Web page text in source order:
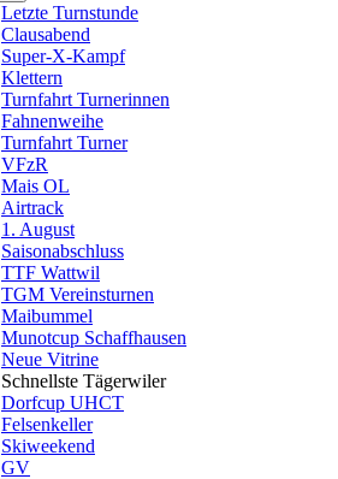
Letzte Turnstunde
Clausabend
Super-X-Kampf
Klettern
Turnfahrt Turnerinnen
Fahnenweihe
Turnfahrt Turner
VFzR
Mais OL
Airtrack
1. August
Saisonabschluss
TTF Wattwil
TGM Vereinsturnen
Maibummel
Munotcup Schaffhausen
Neue Vitrine
Schnellste Tägerwiler
Dorfcup UHCT
Felsenkeller
Skiweekend
GV